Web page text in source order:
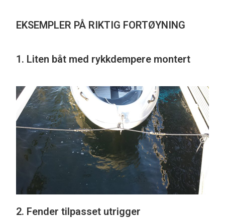
EKSEMPLER PÅ RIKTIG FORTØYNING
1. Liten båt med rykkdempere montert
2. Fender tilpasset utrigger